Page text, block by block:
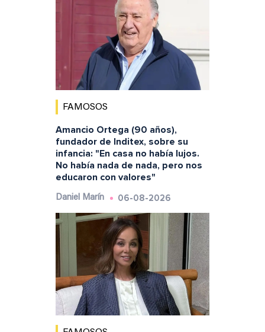
FAMOSOS
Amancio Ortega (90 años),
fundador de Inditex, sobre su
infancia: "En casa no había lujos.
No había nada de nada, pero nos
educaron con valores"
Daniel Marín 06-08-2026